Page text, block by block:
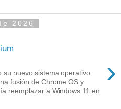
2026
›
su nuevo sistema operativo
fusión de Chrome OS y
reemplazar a Windows 11 en